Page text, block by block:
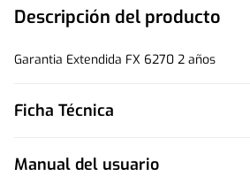
Descripción del producto
Garantia Extendida FX 6270 2 años
Ficha Técnica
Manual del usuario